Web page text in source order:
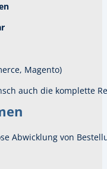
Magento)
auch die komplette
Abwicklung von